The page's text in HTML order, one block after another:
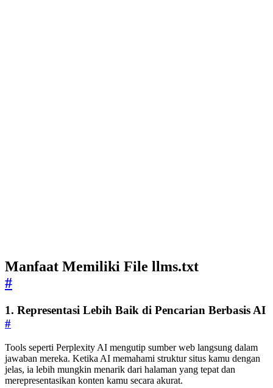
Manfaat Memiliki File llms.txt
#
1. Representasi Lebih Baik di Pencarian Berbasis AI
#
Tools seperti Perplexity AI mengutip sumber web langsung dalam
jawaban mereka. Ketika AI memahami struktur situs kamu dengan
jelas, ia lebih mungkin menarik dari halaman yang tepat dan
merepresentasikan konten kamu secara akurat.